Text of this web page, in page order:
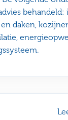
behandeld:
daken,